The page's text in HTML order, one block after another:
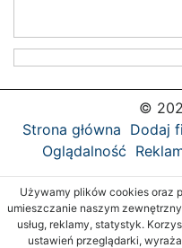
©
Strona główna Dodaj
Oglądalność
Używamy plików cookies oraz
umieszczanie naszym
usług, reklamy, statystyk.
ustawień przeglądarki,